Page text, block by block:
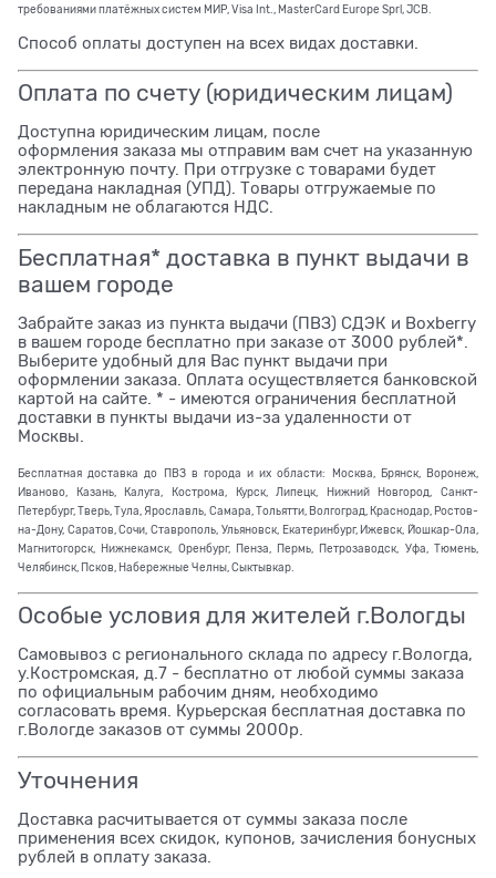
требованиями платёжных систем МИР, Visa Int., MasterCard Europe Sprl, JCB.
Способ оплаты доступен на всех видах доставки.
Оплата по счету (юридическим лицам)
Доступна юридическим лицам, после
оформления заказа мы отправим вам счет на указанную
электронную почту. При отгрузке с товарами будет
передана накладная (УПД). Товары отгружаемые по
накладным не облагаются НДС.
Бесплатная* доставка в пункт выдачи в
вашем городе
Забрайте заказ из пункта выдачи (ПВЗ) СДЭК и Boxberry
в вашем городе бесплатно при заказе от 3000 рублей*.
Выберите удобный для Вас пункт выдачи при
оформлении заказа. Оплата осуществляется банковской
картой на сайте. * - имеются ограничения бесплатной
доставки в пункты выдачи из-за удаленности от
Москвы.
Бесплатная доставка до ПВЗ в города и их области: Москва, Брянск, Воронеж,
Иваново, Казань, Калуга, Кострома, Курск, Липецк, Нижний Новгород, Санкт-
Петербург, Тверь, Тула, Ярославль, Самара, Тольятти, Волгоград, Краснодар, Ростов-
на-Дону, Саратов, Сочи, Ставрополь, Ульяновск, Екатеринбург, Ижевск, Йошкар-Ола,
Магнитогорск, Нижнекамск, Оренбург, Пенза, Пермь, Петрозаводск, Уфа, Тюмень,
Челябинск, Псков, Набережные Челны, Сыктывкар.
Особые условия для жителей г.Вологды
Самовывоз с регионального склада по адресу г.Вологда,
у.Костромская, д.7 - бесплатно от любой суммы заказа
по официальным рабочим дням, необходимо
согласовать время. Курьерская бесплатная доставка по
г.Вологде заказов от суммы 2000р.
Уточнения
Доставка расчитывается от суммы заказа после
применения всех скидок, купонов, зачисления бонусных
рублей в оплату заказа.